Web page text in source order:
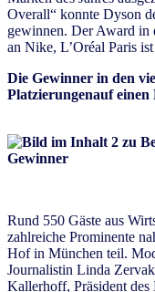
Overall“ konnte Dyson
gewinnen. Der Award in
an Nike, L’Oréal Paris
Die Gewinner in den
Platzierungenauf einen
Rund 550 Gäste aus
zahlreiche Prominente
Hof in München teil.
Journalistin Linda
Kallerhoff, Präsident